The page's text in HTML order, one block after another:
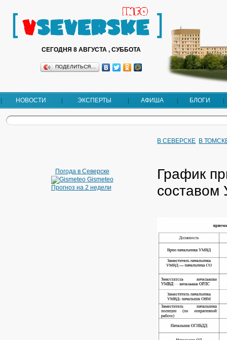
СЕГОДНЯ 8 АВГУСТА , СУББОТА
ПОДЕЛИТЬСЯ…
НОВОСТИ ЭКСПЕРТЫ АФИША БЛОГИ
Погода в Северске
Gismeteo
Прогноз на 2 недели
В СЕВЕРСКЕ В
График